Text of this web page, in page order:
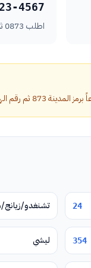
4567
اطلب 0873 ثم رقم الهاتف.
24 تشنغدو/
354 ليشي